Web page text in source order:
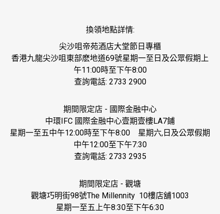
換領地點詳情:
尖沙咀帝苑酒店大堂節日專櫃
香港九龍尖沙咀東部麽地道69號星期一至日及公眾假期上
午11:00時至下午8:00
查詢電話: 2733 2900
期間限定店 - 國際金融中心
中環IFC 國際金融中心壹期壹樓LA7鋪
星期一至五中午12:00時至下午8:00 星期六, 日及公眾假期
中午12:00至下午7:30
查詢電話: 2733 2935
期間限定店 - 觀塘
觀塘巧明街98號The Millennity 10樓店舖1003
星期一至五上午8:30至下午6:30